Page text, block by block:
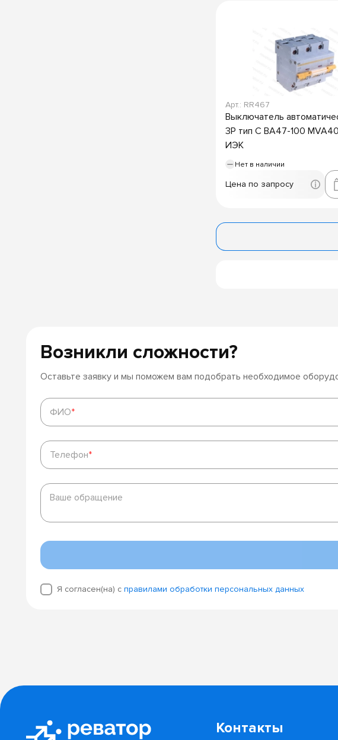
Арт.: RR467
Выключатель
3P тип C ВА47-100
ИЭК
Нет в наличии
Цена по запросу
Возникли сложности?
Оставьте заявку и мы поможем вам подобрать необходимое
ФИО*
ФИО*
Телефон*
Телефон*
Ваше
обращение
Ваше обращение
Я согласен(на) с правилами обработки персональных данных
Контакты